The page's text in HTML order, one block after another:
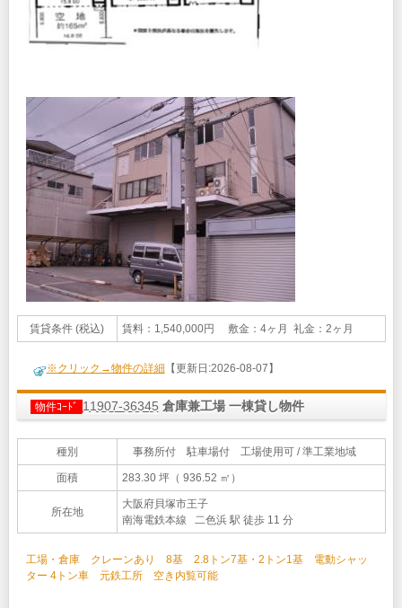
賃貸条件 (税込) 賃料：1,540,000円 敷金：4ヶ月 礼金：2ヶ月
※クリック→物件の詳細 【更新日:2026-08-07】
物件ｺｰﾄﾞ 11907-36345 倉庫兼工場 一棟貸し物件
種別 事務所付 駐車場付 工場使用可 / 準工業地域
面積 283.30 坪（ 936.52 ㎡）
所在地
大阪府貝塚市王子
南海電鉄本線 二色浜 駅 徒歩 11 分
工場・倉庫 クレーンあり 8基 2.8トン7基・2トン1基 電動シャッ
ター 4トン車 元鉄工所 空き内覧可能